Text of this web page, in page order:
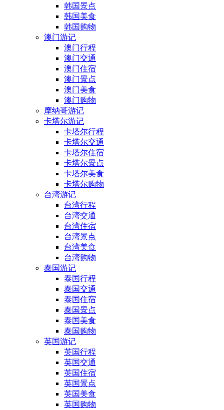
韩国景点
韩国美食
韩国购物
澳门游记
澳门行程
澳门交通
澳门住宿
澳门景点
澳门美食
澳门购物
摩纳哥游记
卡塔尔游记
卡塔尔行程
卡塔尔交通
卡塔尔住宿
卡塔尔景点
卡塔尔美食
卡塔尔购物
台湾游记
台湾行程
台湾交通
台湾住宿
台湾景点
台湾美食
台湾购物
泰国游记
泰国行程
泰国交通
泰国住宿
泰国景点
泰国美食
泰国购物
英国游记
英国行程
英国交通
英国住宿
英国景点
英国美食
英国购物